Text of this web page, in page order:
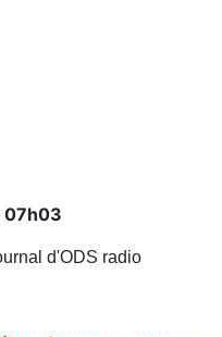
07h03
d'ODS radio